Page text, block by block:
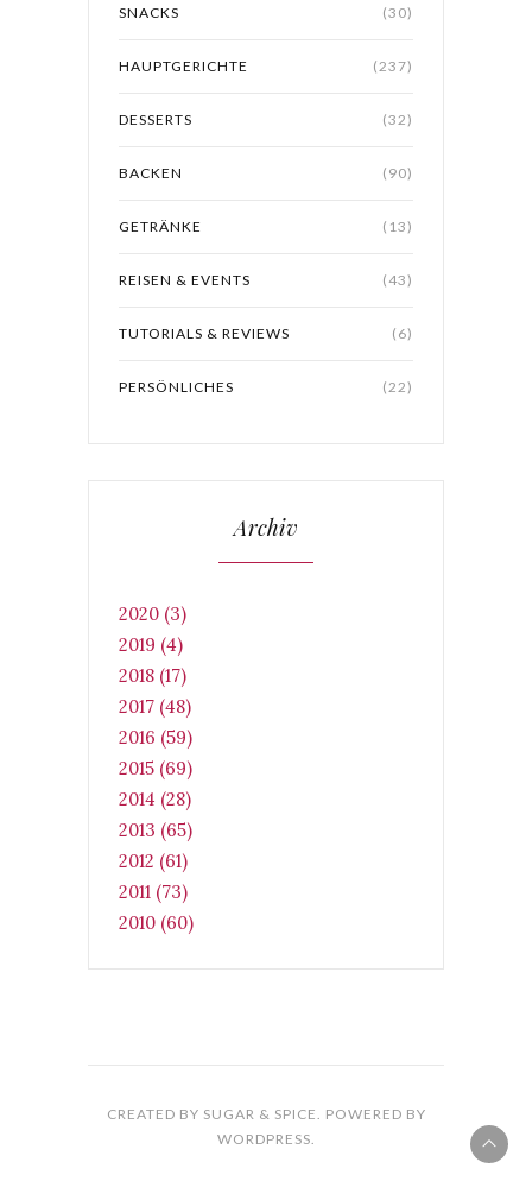
SNACKS (30)
HAUPTGERICHTE (237)
DESSERTS (32)
BACKEN (90)
GETRÄNKE (13)
REISEN & EVENTS (43)
TUTORIALS & REVIEWS (6)
PERSÖNLICHES (22)
Archiv
2020 (3)
2019 (4)
2018 (17)
2017 (48)
2016 (59)
2015 (69)
2014 (28)
2013 (65)
2012 (61)
2011 (73)
2010 (60)
CREATED BY SUGAR & SPICE. POWERED BY
WORDPRESS.